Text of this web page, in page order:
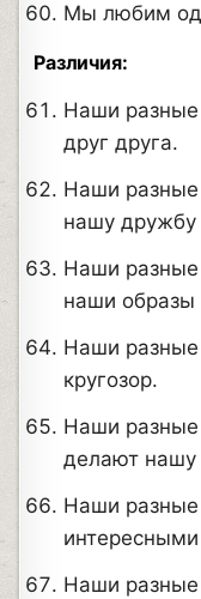
Мы любим
Различия:
Наши
друг друга.
Наши разные
нашу дружбу
Наши
наши образы
Наши
кругозор.
Наши
делают нашу
Наши разные
Наши